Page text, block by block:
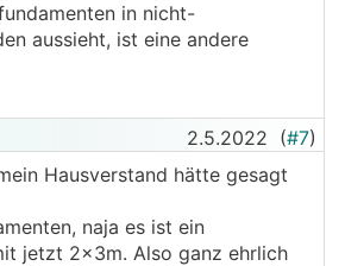
in nicht-
aussieht, ist eine andere
2.5.2022 (#7)
Hausverstand hätte gesagt
naja es ist ein
jetzt 2x3m. Also ganz ehrlich